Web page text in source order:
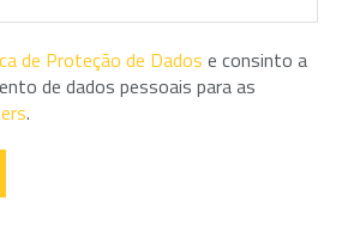
de Proteção de Dados e consinto a
de dados pessoais para as
.